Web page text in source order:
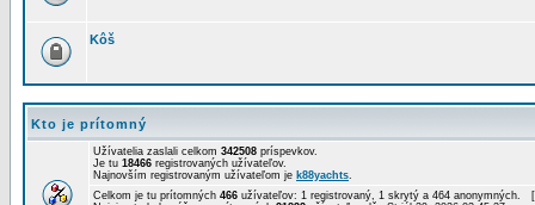
Kôš
Kto je prítomný
Užívatelia zaslali celkom 342508 príspevkov.
Je tu 18466 registrovaných užívateľov.
Najnovším registrovaným užívateľom je k88yachts.
Celkom je tu prítomných 466 užívateľov: 1 registrovaný, 1 skrytý a 464 anonymných. [